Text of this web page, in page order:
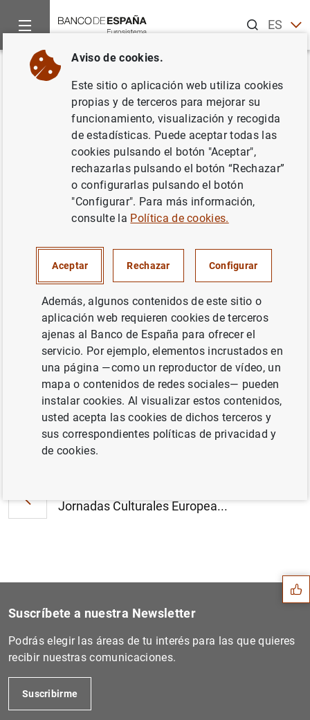
ESEN
Inicio Noticias y eventos
Volver
Estado financiero consolidado
del Eurosistema a 16 de agosto
de 2019
POLÍTICA MONETARIA
Estado financiero consolidado del
Eurosistema a 16 de agosto de 2019 (276
KB
Jornadas Culturales Europea...
Siguiente
Estadísticas de los mercado...
Sugerencias
Suscríbete a nuestra Newsletter
Podrás elegir las áreas de tu interés para las que quieres
recibir nuestras comunicaciones.
Suscribirme
Aviso de cookies.
Este sitio o aplicación web utiliza cookies
propias y de terceros para mejorar su
funcionamiento, visualización y recogida
de estadísticas. Puede aceptar todas las
cookies pulsando el botón "Aceptar",
rechazarlas pulsando el botón “Rechazar”
o configurarlas pulsando el botón
"Configurar". Para más información,
consulte la Política de cookies.
Aceptar Rechazar Configurar
Además, algunos contenidos de este sitio o
aplicación web requieren cookies de terceros
ajenas al Banco de España para ofrecer el
servicio. Por ejemplo, elementos incrustados en
una página —como un reproductor de vídeo, un
mapa o contenidos de redes sociales— pueden
instalar cookies. Al visualizar estos contenidos,
usted acepta las cookies de dichos terceros y
sus correspondientes políticas de privacidad y
de cookies.